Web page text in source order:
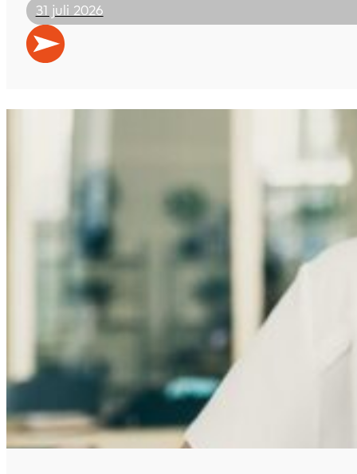
31 juli 2026